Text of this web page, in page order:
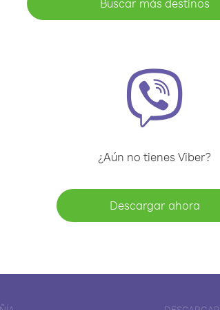
Buscar más destinos
¿Aún no tienes Viber?
Descargar ahora